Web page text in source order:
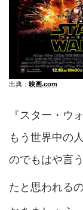
出典： 映画.com
『スター・ウ
もう世界中の
のでもはや言
たと思われる